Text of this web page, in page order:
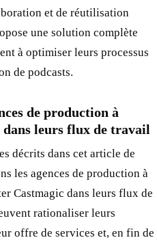
et de réutilisation
une solution complète
à optimiser leurs processus
de podcasts.
de production à
leurs flux de travail
décrits dans cet article de
les agences de production à
Castmagic dans leurs flux de
rationaliser leurs
offre de services et, en fin de